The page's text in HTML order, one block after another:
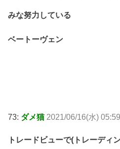
みな努力している
ベートーヴェン
73: ダメ猫 2021/06/16(水)
トレードビューで(トレーディ